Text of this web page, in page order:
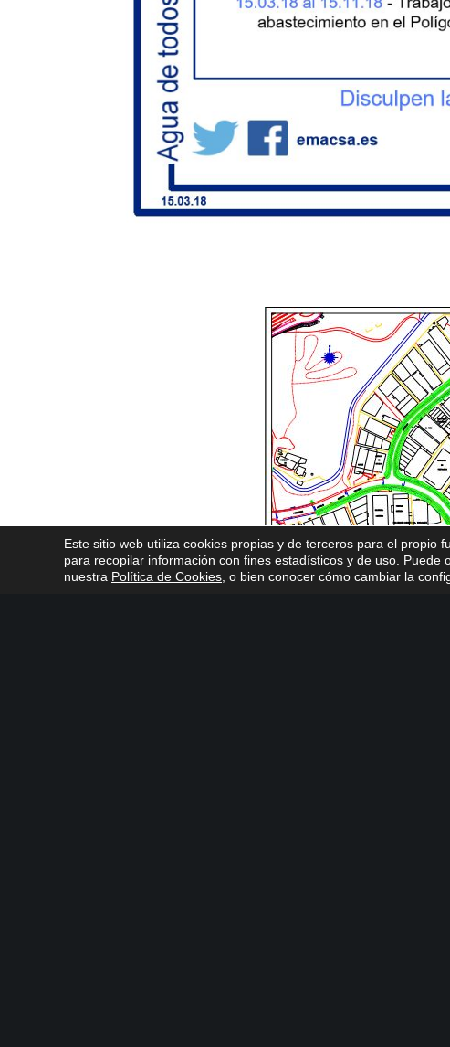
Este sitio web utiliza cookies propias y de terceros para el propio
para recopilar información con fines estadísticos y de uso. Puede
nuestra Política de Cookies , o bien conocer cómo cambiar la